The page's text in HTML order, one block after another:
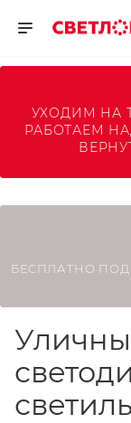
УХОДИМ НА
РАБОТАЕМ
БЕСПЛАТНО